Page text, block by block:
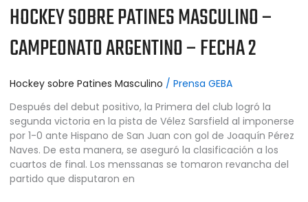
HOCKEY SOBRE PATINES MASCULINO –
CAMPEONATO ARGENTINO – FECHA 2
Hockey sobre Patines Masculino / Prensa GEBA
Después del debut positivo, la Primera del club logró la
segunda victoria en la pista de Vélez Sarsfield al imponerse
por 1-0 ante Hispano de San Juan con gol de Joaquín Pérez
Naves. De esta manera, se aseguró la clasificación a los
cuartos de final. Los menssanas se tomaron revancha del
partido que disputaron en